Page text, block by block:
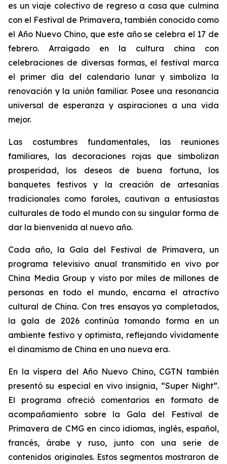
es un viaje colectivo de regreso a casa que culmina
con el Festival de Primavera, también conocido como
el Año Nuevo Chino, que este año se celebra el 17 de
febrero. Arraigado en la cultura china con
celebraciones de diversas formas, el festival marca
el primer día del calendario lunar y simboliza la
renovación y la unión familiar. Posee una resonancia
universal de esperanza y aspiraciones a una vida
mejor.
Las costumbres fundamentales, las reuniones
familiares, las decoraciones rojas que simbolizan
prosperidad, los deseos de buena fortuna, los
banquetes festivos y la creación de artesanías
tradicionales como faroles, cautivan a entusiastas
culturales de todo el mundo con su singular forma de
dar la bienvenida al nuevo año.
Cada año, la Gala del Festival de Primavera, un
programa televisivo anual transmitido en vivo por
China Media Group y visto por miles de millones de
personas en todo el mundo, encarna el atractivo
cultural de China. Con tres ensayos ya completados,
la gala de 2026 continúa tomando forma en un
ambiente festivo y optimista, reflejando vívidamente
el dinamismo de China en una nueva era.
En la víspera del Año Nuevo Chino, CGTN también
presentó su especial en vivo insignia, “Super Night”.
El programa ofreció comentarios en formato de
acompañamiento sobre la Gala del Festival de
Primavera de CMG en cinco idiomas, inglés, español,
francés, árabe y ruso, junto con una serie de
contenidos originales. Estos segmentos mostraron de